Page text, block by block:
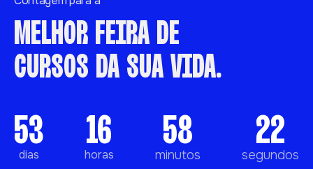
MELHOR FEIRA DE
CURSOS DA SUA VIDA.
53 16 58 21